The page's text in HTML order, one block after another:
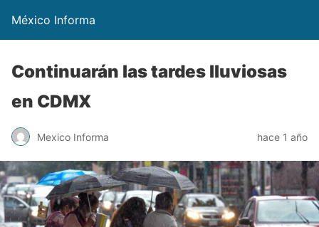
México Informa
Continuarán las tardes lluviosas
en CDMX
Mexico Informa hace 1 año